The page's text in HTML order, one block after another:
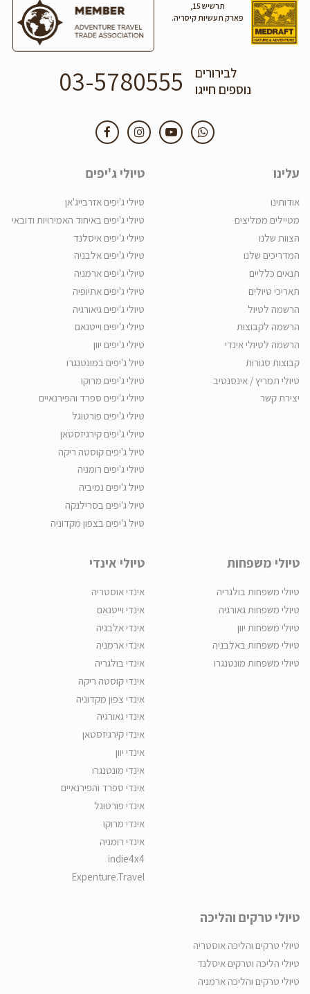
תרשיש 15,
פארק תעשיות קיסריה.
לבירורים
נוספים חייגו
03-5780555
עלינו
אודותינו
מטיילים ממליצים
הצוות שלנו
המדריכים שלנו
תנאים כלליים
תאריכי טיולים
הרשמה לטיול
הרשמה לקבוצות
הרשמה לטיולי אינדי
קבוצות סגורות
טיולי תמריץ / אינסנטיב
יצירת קשר
טיולי ג'יפים
טיולי ג'יפים אזרבייג'אן
טיולי ג'יפים באיחוד האמירויות ודובאי
טיולי ג'יפים איסלנד
טיולי ג'יפים אלבניה
טיולי ג'יפים ארמניה
טיולי ג'יפים אתיופיה
טיולי ג'יפים גיאורגיה
טיולי ג'יפים וייטנאם
טיולי ג'יפים יוון
טיול ג'יפים במונטנגרו
טיולי ג'יפים מרוקו
טיולי ג'יפים ספרד והפירנאיים
טיולי ג'יפים פורטוגל
טיולי ג'יפים קירגיזסטאן
טיול ג'יפים קוסטה ריקה
טיולי ג'יפים רומניה
טיול ג'יפים נמיביה
טיול ג'יפים בסרילנקה
טיול ג'יפים בצפון מקדוניה
טיולי משפחות
טיולי משפחות בולגריה
טיולי משפחות גאורגיה
טיולי משפחות יוון
טיולי משפחות באלבניה
טיולי משפחות מונטנגרו
טיולי אינדי
אינדי אוסטריה
אינדי וייטנאם
אינדי אלבניה
אינדי ארמניה
אינדי בולגריה
אינדי קוסטה ריקה
אינדי צפון מקדוניה
אינדי גאורגיה
אינדי קירגיזסטאן
אינדי יוון
אינדי מונטנגרו
אינדי ספרד והפירנאיים
אינדי פורטוגל
אינדי מרוקו
אינדי רומניה
indie4x4
Expenture.Travel
טיולי טרקים והליכה
טיולי טרקים והליכה אוסטריה
טיולי הליכה וטרקים איסלנד
טיולי טרקים והליכה ארמניה